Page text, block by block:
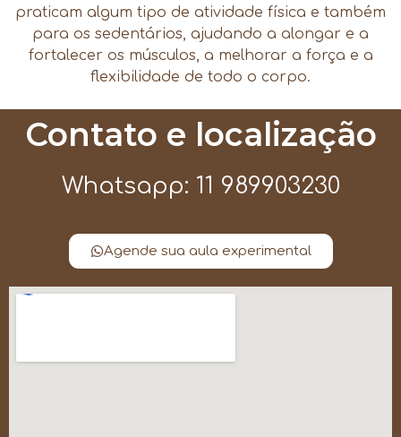
praticam algum tipo de atividade física e também
para os sedentários, ajudando a alongar e a
fortalecer os músculos, a melhorar a força e a
flexibilidade de todo o corpo.
Contato e localização
Whatsapp: 11 989903230
Agende sua aula experimental